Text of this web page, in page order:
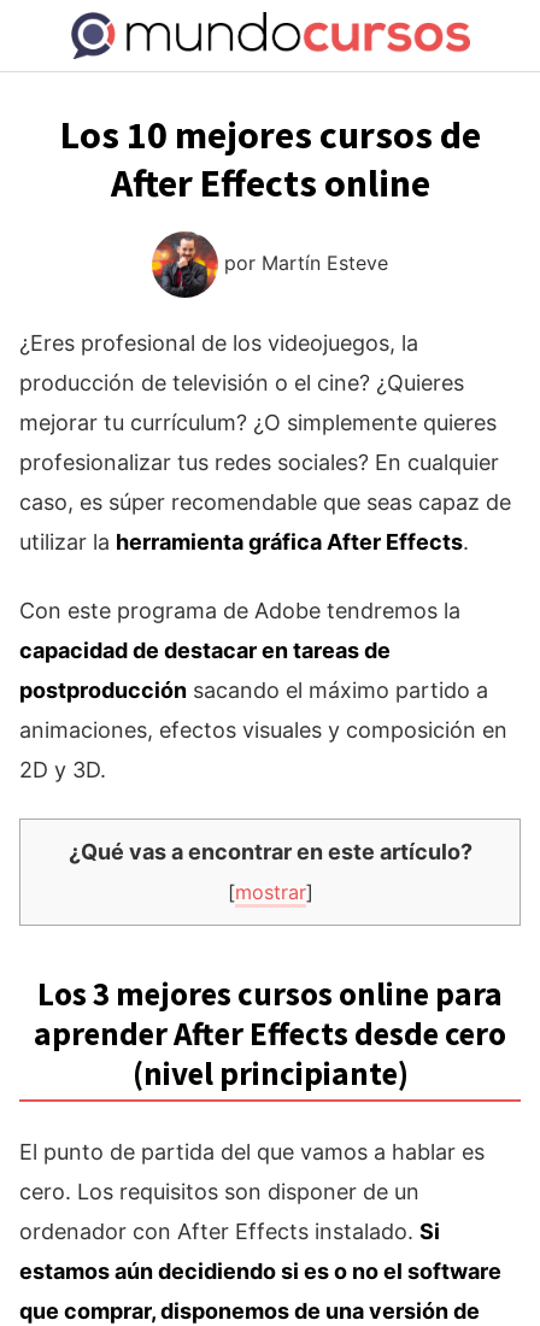
contenido
Los 10 mejores cursos de
After Effects online
por Martín Esteve
¿Eres profesional de los videojuegos, la
producción de televisión o el cine? ¿Quieres
mejorar tu currículum? ¿O simplemente quieres
profesionalizar tus redes sociales? En cualquier
caso, es súper recomendable que seas capaz de
utilizar la herramienta gráfica After Effects.
Con este programa de Adobe tendremos la
capacidad de destacar en tareas de
postproducción sacando el máximo partido a
animaciones, efectos visuales y composición en
2D y 3D.
¿Qué vas a encontrar en este artículo?
[mostrar]
Los 3 mejores cursos online para
aprender After Effects desde cero
(nivel principiante)
El punto de partida del que vamos a hablar es
cero. Los requisitos son disponer de un
ordenador con After Effects instalado. Si
estamos aún decidiendo si es o no el software
que comprar, disponemos de una versión de